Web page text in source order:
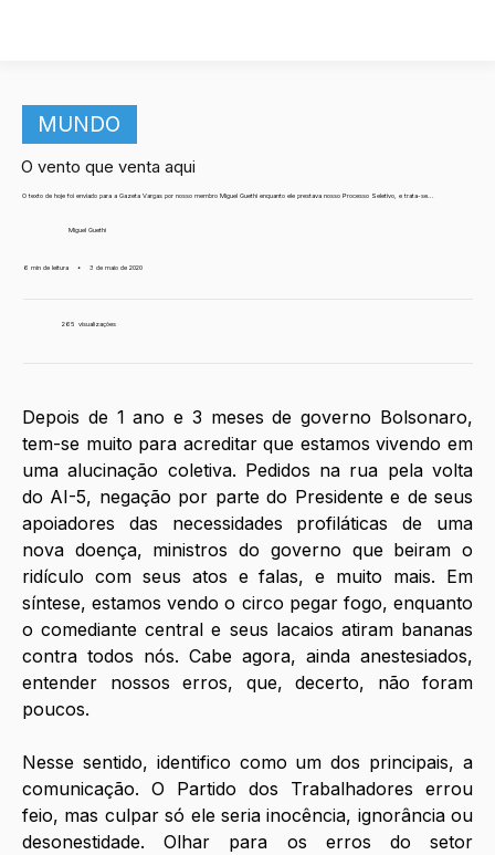
MUNDO
O vento que venta aqui
O texto de hoje foi enviado para a Gazeta Vargas por nosso membro Miguel Guethi enquanto ele prestava nosso Processo Seletivo, e trata-se...
Miguel Guethi
6 min de leitura • 3 de maio de 2020
265 visualizações
Depois de 1 ano e 3 meses de governo Bolsonaro,
tem-se muito para acreditar que estamos vivendo em
uma alucinação coletiva. Pedidos na rua pela volta
do AI-5, negação por parte do Presidente e de seus
apoiadores das necessidades profiláticas de uma
nova doença, ministros do governo que beiram o
ridículo com seus atos e falas, e muito mais. Em
síntese, estamos vendo o circo pegar fogo, enquanto
o comediante central e seus lacaios atiram bananas
contra todos nós. Cabe agora, ainda anestesiados,
entender nossos erros, que, decerto, não foram
poucos.
Nesse sentido, identifico como um dos principais, a
comunicação. O Partido dos Trabalhadores errou
feio, mas culpar só ele seria inocência, ignorância ou
desonestidade. Olhar para os erros do setor